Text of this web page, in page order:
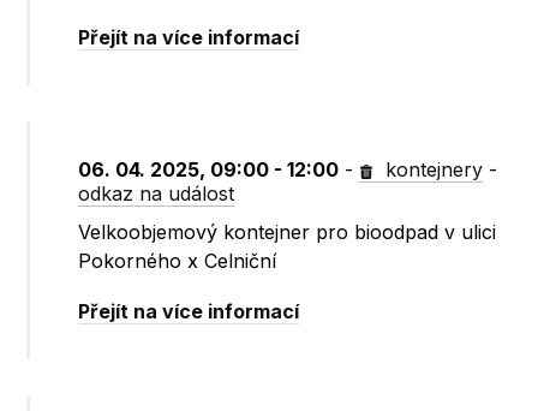
Přejít na více informací
06. 04. 2025, 09:00 - 12:00 - kontejnery -
odkaz na událost
Velkoobjemový kontejner pro bioodpad v ulici
Pokorného x Celniční
Přejít na více informací